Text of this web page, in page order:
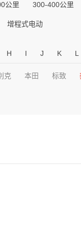
公里 300-400公里
增程式电动
H I J K L
克 本田 标致